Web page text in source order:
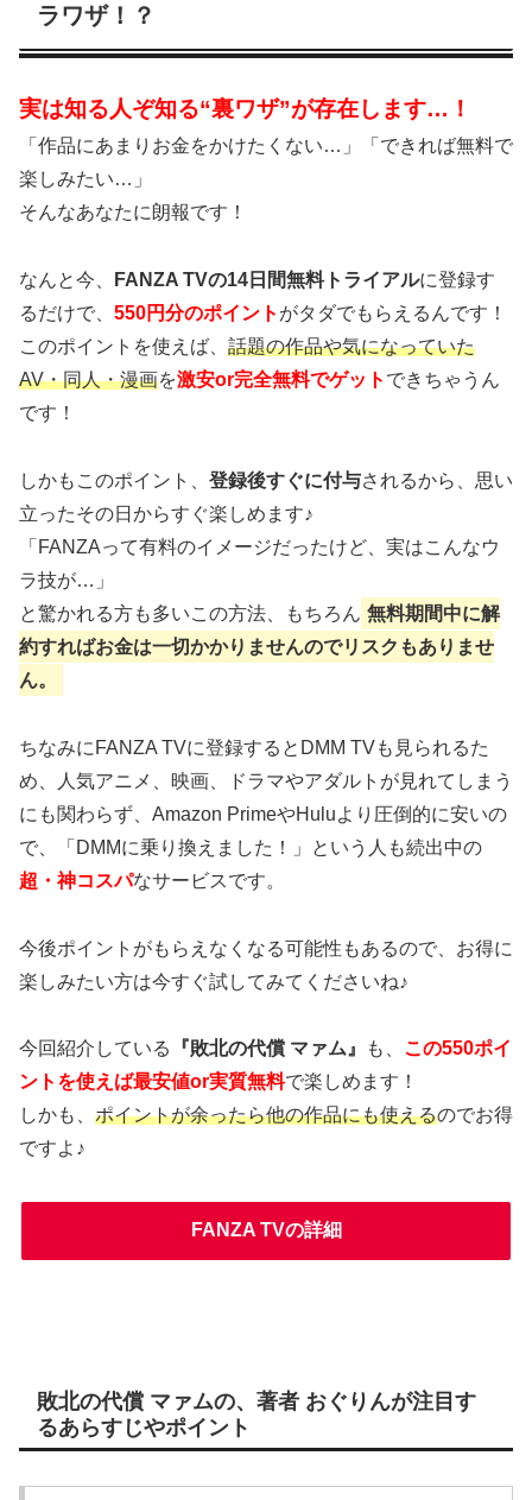
ラワザ！？
実は知る人ぞ知る“裏ワザ”が存在します…！
「作品にあまりお金をかけたくない…」「できれば無料で
楽しみたい…」
そんなあなたに朗報です！
なんと今、 FANZA TVの14日間無料トライアルに登録す
るだけで、 550円分のポイント がタダでもらえるんです！
このポイントを使えば、 話題の作品や気になっていた
AV・同人・漫画を激安or完全無料でゲット できちゃうん
です！
しかもこのポイント、 登録後すぐに付与されるから、思い
立ったその日からすぐ楽しめます♪
「FANZAって有料のイメージだったけど、実はこんなウ
ラ技が…」
と驚かれる方も多いこの方法、もちろん 無料期間中に解
約すればお金は一切かかりませんのでリスクもありませ
ん。
ちなみにFANZA TVに登録するとDMM TVも見られるた
め、人気アニメ、映画、ドラマやアダルトが見れてしまう
にも関わらず、Amazon PrimeやHuluより圧倒的に安いの
で、「DMMに乗り換えました！」という人も続出中の
超・神コスパなサービスです。
今後ポイントがもらえなくなる可能性もあるので、お得に
楽しみたい方は今すぐ試してみてくださいね♪
今回紹介している 『敗北の代償 マァム』 も、 この550ポイ
ントを使えば最安値or実質無料で楽しめます！
しかも、 ポイントが余ったら他の作品にも使えるのでお得
ですよ♪
FANZA TVの詳細
敗北の代償 マァムの、著者 おぐりんが注目す
るあらすじやポイント